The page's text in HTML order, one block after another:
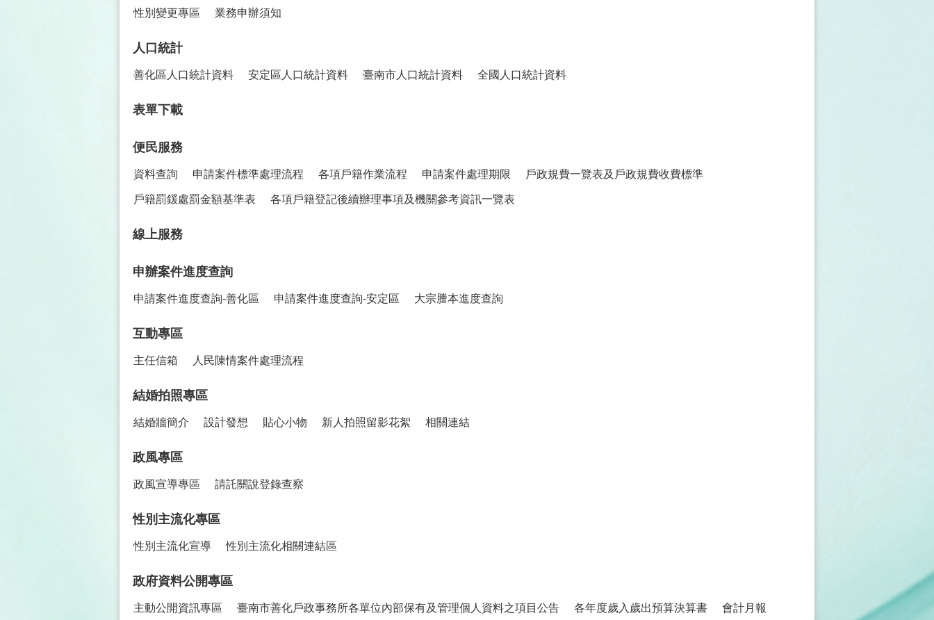
性別變更專區 業務申辦須知
人口統計
善化區人口統計資料 安定區人口統計資料 臺南市人口統計資料 全國人口統計資料
表單下載
便民服務
資料查詢 申請案件標準處理流程 各項戶籍作業流程 申請案件處理期限 戶政規費一覽表及戶政規費收費標準
戶籍罰鍰處罰金額基準表 各項戶籍登記後續辦理事項及機關參考資訊一覽表
線上服務
申辦案件進度查詢
申請案件進度查詢-善化區 申請案件進度查詢-安定區 大宗謄本進度查詢
互動專區
主任信箱 人民陳情案件處理流程
結婚拍照專區
結婚牆簡介 設計發想 貼心小物 新人拍照留影花絮 相關連結
政風專區
政風宣導專區 請託關說登錄查察
性別主流化專區
性別主流化宣導 性別主流化相關連結區
政府資料公開專區
主動公開資訊專區 臺南市善化戶政事務所各單位內部保有及管理個人資料之項目公告 各年度歲入歲出預算決算書 會計月報